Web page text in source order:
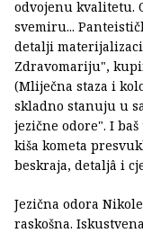
odvojenu kvalitetu.
svemiru...
detalji
Zdravomariju",
(Mliječna staza i
skladno stanuju u
jezične odore". I
kiša kometa
beskraja, detaljâ i
Jezična odora
raskošna.